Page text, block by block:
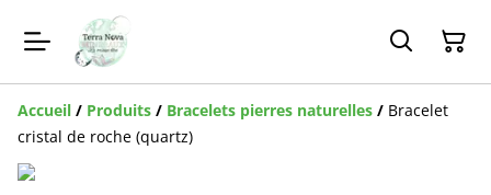
Accueil / Produits / Bracelets pierres naturelles / Bracelet
cristal de roche (quartz)